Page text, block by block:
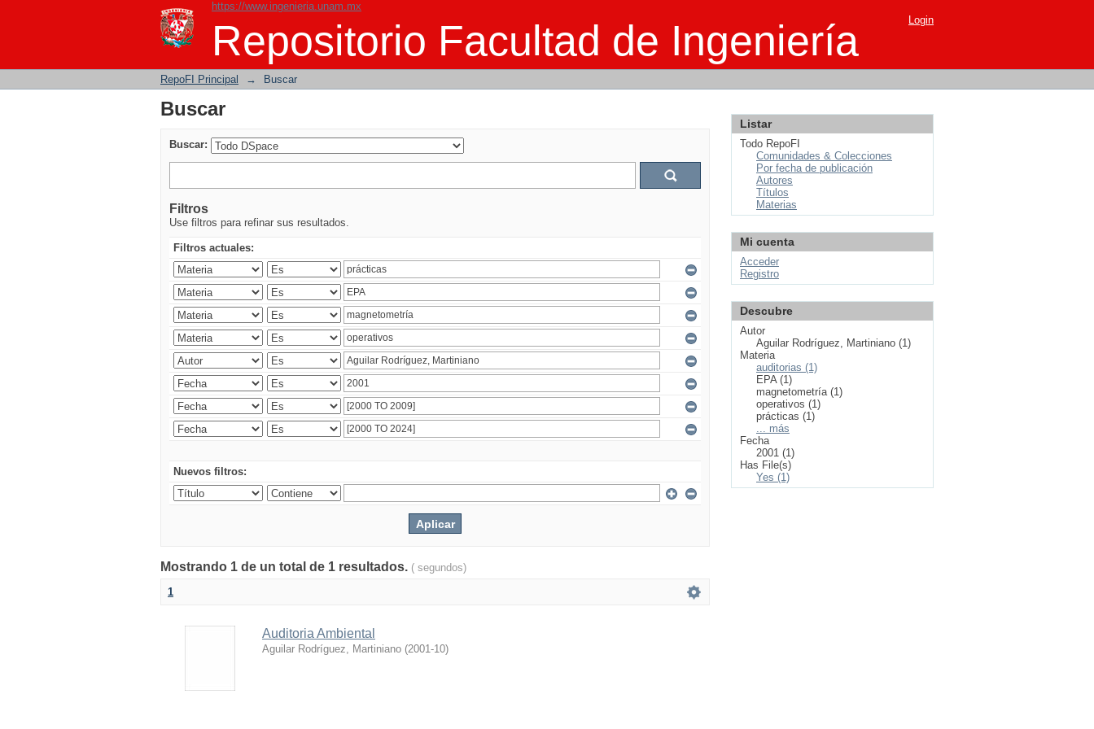
https://www.ingenieria.unam.mx
Repositorio Facultad de Ingeniería
Buscar Login
RepoFI Principal → Buscar
Buscar
Buscar:
Filtros
Use filtros para refinar sus resultados.
Filtros actuales:
Nuevos filtros:
Mostrando 1 de un total de 1 resultados. ( segundos)
1
Auditoria Ambiental
Aguilar Rodríguez, Martiniano (2001-10)
Listar
Todo RepoFI
Comunidades & Colecciones
Por fecha de publicación
Autores
Títulos
Materias
Mi cuenta
Acceder
Registro
Descubre
Autor
Aguilar Rodríguez, Martiniano (1)
Materia
auditorias (1)
EPA (1)
magnetometría (1)
operativos (1)
prácticas (1)
... más
Fecha
2001 (1)
Has File(s)
Yes (1)